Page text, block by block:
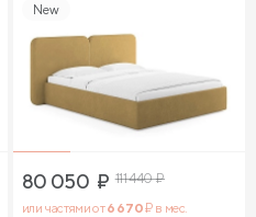
New
80 050 ₽ 111 440₽
или частями от6 670₽ в мес.